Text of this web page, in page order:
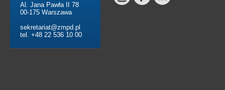
Al. Jana Pawła II 78
00-175 Warszawa
sekretariat@zmpd.pl
tel. +48 22 536 10 00